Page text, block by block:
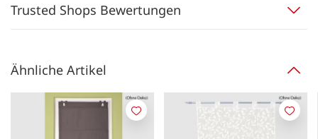
Trusted Shops Bewertungen
Ähnliche Artikel
Merken